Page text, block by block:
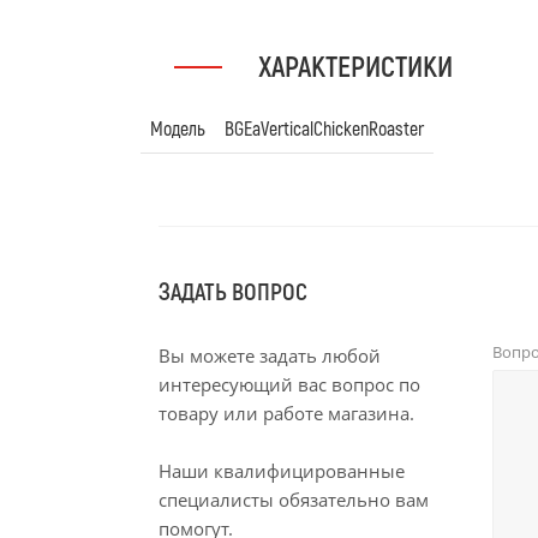
ХАРАКТЕРИСТИКИ
Модель BGEaVerticalChickenRoaster
ЗАДАТЬ ВОПРОС
Вы можете задать любой
интересующий вас вопрос по
товару или работе магазина.
Наши квалифицированные
специалисты обязательно вам
помогут.